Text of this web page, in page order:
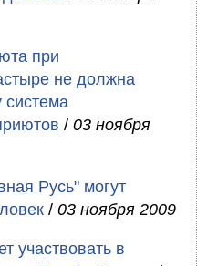
при
не должна
система
/ 03 ноября
Русь" могут
/ 03 ноября 2009
участвовать в